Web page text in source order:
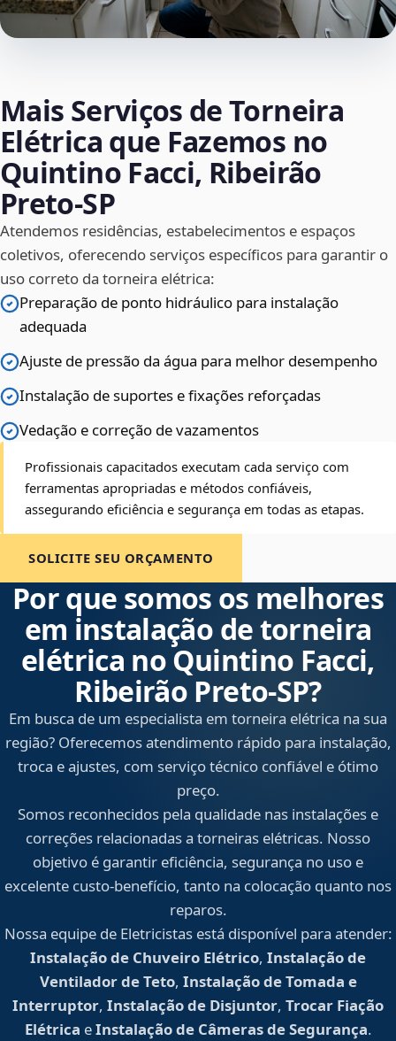
Mais Serviços de Torneira
Elétrica que Fazemos no
Quintino Facci, Ribeirão
Preto‑SP
Atendemos residências, estabelecimentos e espaços
coletivos, oferecendo serviços específicos para garantir o
uso correto da torneira elétrica:
Preparação de ponto hidráulico para instalação
adequada
Ajuste de pressão da água para melhor desempenho
Instalação de suportes e fixações reforçadas
Vedação e correção de vazamentos
Profissionais capacitados executam cada serviço com
ferramentas apropriadas e métodos confiáveis,
assegurando eficiência e segurança em todas as etapas.
SOLICITE SEU ORÇAMENTO
Por que somos os melhores
em instalação de torneira
elétrica no Quintino Facci,
Ribeirão Preto‑SP?
Em busca de um especialista em torneira elétrica na sua
região? Oferecemos atendimento rápido para instalação,
troca e ajustes, com serviço técnico confiável e ótimo
preço.
Somos reconhecidos pela qualidade nas instalações e
correções relacionadas a torneiras elétricas. Nosso
objetivo é garantir eficiência, segurança no uso e
excelente custo-benefício, tanto na colocação quanto nos
reparos.
Nossa equipe de Eletricistas está disponível para atender:
Instalação de Chuveiro Elétrico, Instalação de
Ventilador de Teto, Instalação de Tomada e
Interruptor, Instalação de Disjuntor, Trocar Fiação
Elétrica eInstalação de Câmeras de Segurança.